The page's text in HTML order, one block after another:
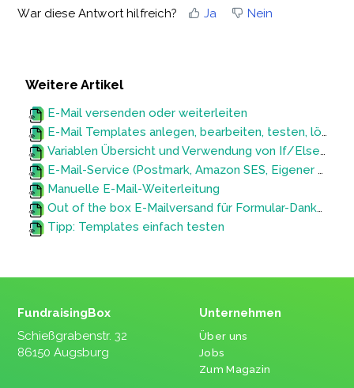
War diese Antwort hilfreich? Ja Nein
Weitere Artikel
E-Mail versenden oder weiterleiten
E-Mail Templates anlegen, bearbeiten, testen, löschen
Variablen Übersicht und Verwendung von If/Else-Anweisungen in Templates
E-Mail-Service (Postmark, Amazon SES, Eigener SMTP-Server) austauschen
Manuelle E-Mail-Weiterleitung
Out of the box E-Mailversand für Formular-Dankes-Mails
Tipp: Templates einfach testen
FundraisingBox
Schießgrabenstr. 32
86150 Augsburg
Unternehmen
Über uns
Jobs
Zum Magazin